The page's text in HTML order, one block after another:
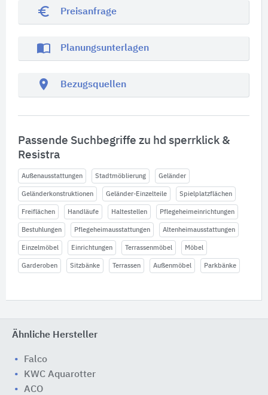
euro_symbol Preisanfrage
import_contacts Planungsunterlagen
location_on Bezugsquellen
Passende Suchbegriffe zu hd sperrklick &
Resistra
Außenausstattungen Stadtmöblierung Geländer
Geländerkonstruktionen Geländer-Einzelteile Spielplatzflächen
Freiflächen Handläufe Haltestellen Pflegeheimeinrichtungen
Bestuhlungen Pflegeheimausstattungen Altenheimausstattungen
Einzelmöbel Einrichtungen Terrassenmöbel Möbel
Garderoben Sitzbänke Terrassen Außenmöbel Parkbänke
Ähnliche Hersteller
Falco
KWC Aquarotter
ACO